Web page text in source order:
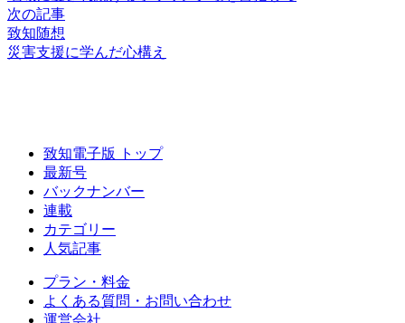
次の記事
致知随想
災害支援に学んだ心構え
致知電子版 トップ
最新号
バックナンバー
連載
カテゴリー
人気記事
プラン・料金
よくある質問・お問い合わせ
運営会社